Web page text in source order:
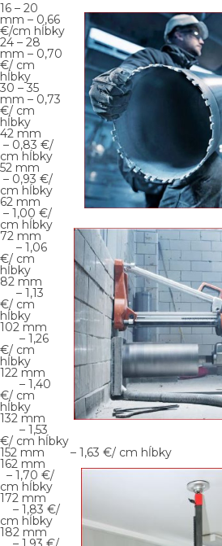
16 – 20
mm – 0,66
€/cm hĺbky
24 – 28
mm – 0,70
€/ cm
hĺbky
30 – 35
mm – 0,73
€/ cm
hĺbky
42 mm
– 0,83 €/
cm hĺbky
52 mm
– 0,93 €/
cm hĺbky
62 mm
– 1,00 €/
cm hĺbky
72 mm
– 1,06
€/ cm
hĺbky
82 mm
– 1,13
€/ cm
hĺbky
102 mm
– 1,26
€/ cm
hĺbky
122 mm
– 1,40
€/ cm
hĺbky
132 mm
– 1,53
€/ cm hĺbky
152 mm – 1,63 €/ cm hĺbky
162 mm
– 1,70 €/
cm hĺbky
172 mm
– 1,83 €/
cm hĺbky
182 mm